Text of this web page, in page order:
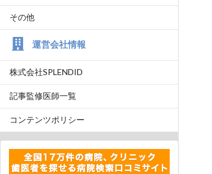
その他
運営会社情報
株式会社SPLENDID
記事監修医師一覧
コンテンツポリシー